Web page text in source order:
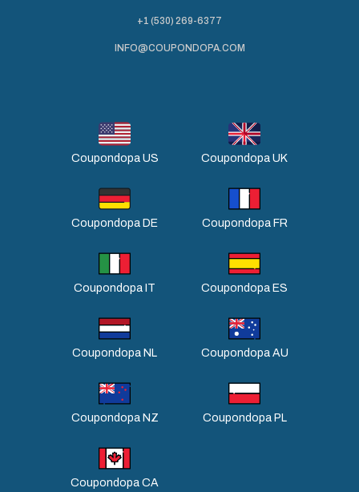
+1 (530) 269-6377
INFO@COUPONDOPA.COM
Coupondopa US Coupondopa UK
Coupondopa DE Coupondopa FR
Coupondopa IT Coupondopa ES
Coupondopa NL Coupondopa AU
Coupondopa NZ Coupondopa PL
Coupondopa CA